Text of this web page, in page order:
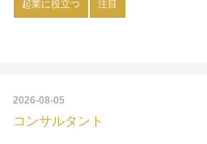
起業に役立つ 注目
2026-08-05
コンサルタント